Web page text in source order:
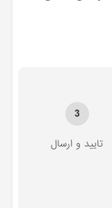
3
تایید و ارسال